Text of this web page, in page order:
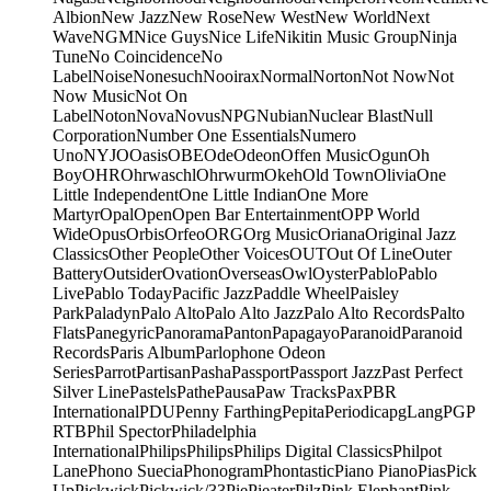
AlbionNew JazzNew RoseNew WestNew WorldNext
WaveNGMNice GuysNice LifeNikitin Music GroupNinja
TuneNo CoincidenceNo
LabelNoiseNonesuchNooiraxNormalNortonNot NowNot
Now MusicNot On
LabelNotonNovaNovusNPGNubianNuclear BlastNull
CorporationNumber One EssentialsNumero
UnoNYJOOasisOBEOdeOdeonOffen MusicOgunOh
BoyOHROhrwaschlOhrwurmOkehOld TownOliviaOne
Little IndependentOne Little IndianOne More
MartyrOpalOpenOpen Bar EntertainmentOPP World
WideOpusOrbisOrfeoORGOrg MusicOrianaOriginal Jazz
ClassicsOther PeopleOther VoicesOUTOut Of LineOuter
BatteryOutsiderOvationOverseasOwlOysterPabloPablo
LivePablo TodayPacific JazzPaddle WheelPaisley
ParkPaladynPalo AltoPalo Alto JazzPalo Alto RecordsPalto
FlatsPanegyricPanoramaPantonPapagayoParanoidParanoid
RecordsParis AlbumParlophone Odeon
SeriesParrotPartisanPashaPassportPassport JazzPast Perfect
Silver LinePastelsPathePausaPaw TracksPaxPBR
InternationalPDUPenny FarthingPepitaPeriodicapgLangPGP
RTBPhil SpectorPhiladelphia
InternationalPhilipsPhilipsPhilips Digital ClassicsPhilpot
LanePhono SueciaPhonogramPhontasticPiano PianoPiasPick